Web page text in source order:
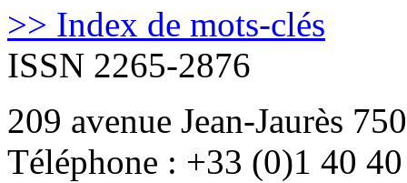
>> Index de mots-clés
ISSN 2265-2876
209 avenue Jean-Jaurès
Téléphone : +33 (0)1 40